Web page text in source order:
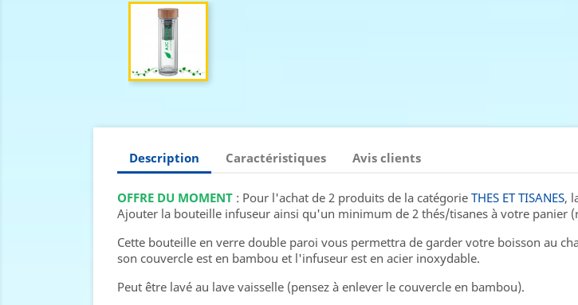
Description Caractéristiques Avis clients
OFFRE DU MOMENT : Pour l'achat de 2 produits de la catégorie THES ET TISANES,
Ajouter la bouteille infuseur ainsi qu'un minimum de 2 thés/tisanes à votre panier
Cette bouteille en verre double paroi vous permettra de garder votre boisson au
son couvercle est en bambou et l'infuseur est en acier inoxydable.
Peut être lavé au lave vaisselle (pensez à enlever le couvercle en bambou).